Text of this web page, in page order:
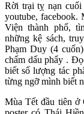
Rời trại tỵ nạn cuối
youtube,
Viện thành phố,
những kệ sách,
Phạm Duy (4
chấm dấu phẩy .
biết số lượng tác
từng ngỡ mình biết
Mùa Tết đầu tiên ở